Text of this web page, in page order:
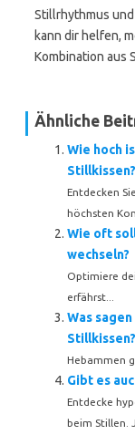
Stillrhythmus
kann dir helfen,
Kombination aus
Ähnliche
Wie hoch
Stillkissen?
Entdecken
höchsten
Wie oft
wechseln?
Optimiere
erfährst...
Was
Stillkissen?
Hebammen
Gibt es
Entdecke
beim Stillen.